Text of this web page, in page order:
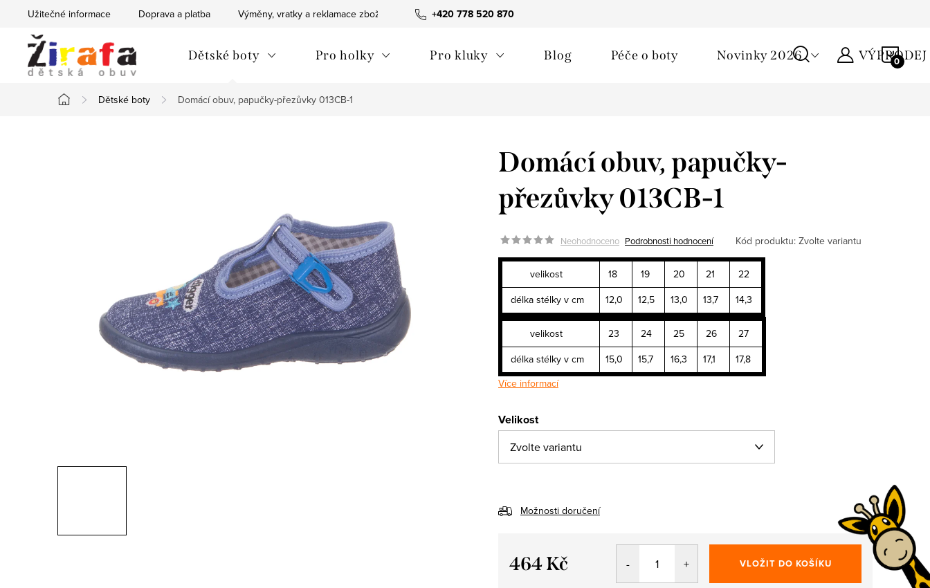
obsah
+420 778 520 870
Užitečné informace Doprava a platba Výměny, vratky a reklamace zboží Obchodní podmínky
Dětské boty Pro holky Pro kluky Blog Péče o boty Novinky 2026 VÝPRODEJ
Domů
Dětské boty Domácí obuv, papučky-přezůvky 013CB-1
Domácí obuv, papučky-
přezůvky 013CB-1
Neohodnoceno Podrobnosti hodnocení Kód produktu: Zvolte variantu
velikost 18 19 20 21
22
délka stélky v cm
12,0 12,5 13,0 13,7 14,3
velikost 23 24 25 26
27
délka stélky v cm
15,0 15,7 16,3 17,1
17,8
Více informací
Velikost
Možnosti doručení
464 Kč VLOŽIT DO KOŠÍKU